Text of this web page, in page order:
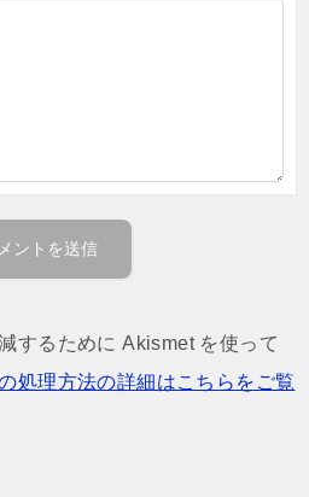
するために Akismet を使って
処理方法の詳細はこちらをご覧